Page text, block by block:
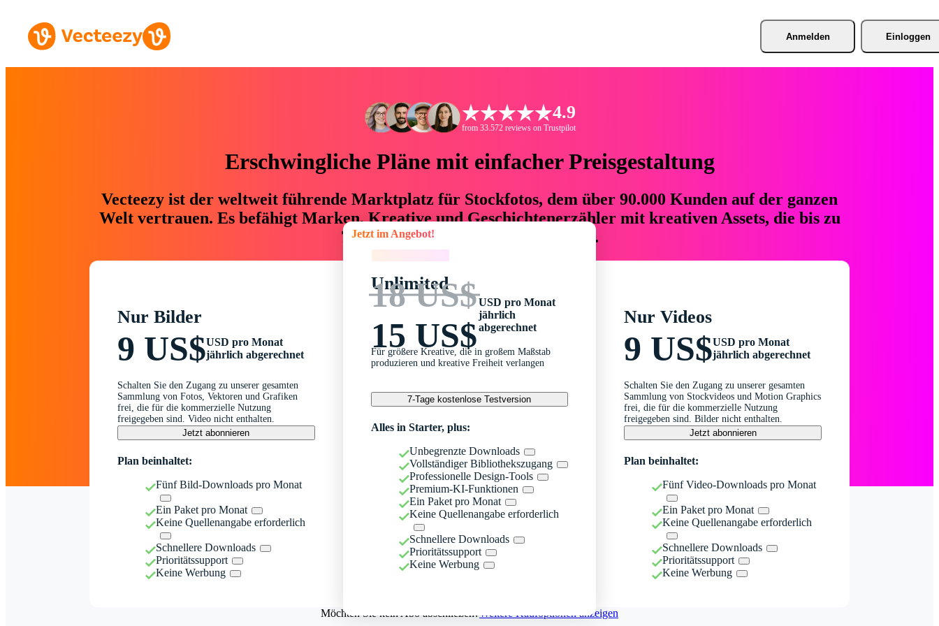
Anmelden Einloggen
4.9
from 33.572 reviews on Trustpilot
Erschwingliche Pläne mit einfacher Preisgestaltung
Vecteezy ist der weltweit führende Marktplatz für Stockfotos, dem über 90.000 Kunden auf der ganzen
Welt vertrauen. Es befähigt Marken, Kreative und Geschichtenerzähler mit kreativen Assets, die bis zu
76 % an Zeit und Budget einsparen.
Nur Bilder
9 US$USD pro Monat
jährlich abgerechnet
Schalten Sie den Zugang zu unserer gesamten
Sammlung von Fotos, Vektoren und Grafiken
frei, die für die kommerzielle Nutzung
freigegeben sind. Video nicht enthalten.
Jetzt abonnieren
Plan beinhaltet:
Fünf Bild-Downloads pro Monat
Ein Paket pro Monat
Keine Quellenangabe erforderlich
Schnellere Downloads
Prioritätssupport
Keine Werbung
Jetzt im Angebot!
Unlimited
18 US$
15 US$
USD pro Monat
jährlich
abgerechnet
Für größere Kreative, die in großem Maßstab
produzieren und kreative Freiheit verlangen
7-Tage kostenlose Testversion
Alles in Starter, plus:
Unbegrenzte Downloads
Vollständiger Bibliothekszugang
Professionelle Design-Tools
Premium-KI-Funktionen
Ein Paket pro Monat
Keine Quellenangabe erforderlich
Schnellere Downloads
Prioritätssupport
Keine Werbung
Nur Videos
9 US$USD pro Monat
jährlich abgerechnet
Schalten Sie den Zugang zu unserer gesamten
Sammlung von Stockvideos und Motion Graphics
frei, die für die kommerzielle Nutzung
freigegeben sind. Bilder nicht enthalten.
Jetzt abonnieren
Plan beinhaltet:
Fünf Video-Downloads pro Monat
Ein Paket pro Monat
Keine Quellenangabe erforderlich
Schnellere Downloads
Prioritätssupport
Keine Werbung
Möchten Sie kein Abo abschließen?Weitere Kaufoptionen anzeigen